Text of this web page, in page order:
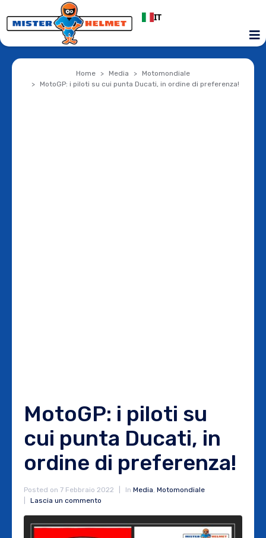
IT
Home Media
Motomondiale
MotoGP: i piloti su cui punta Ducati, in ordine di preferenza!
MotoGP: i piloti su
cui punta Ducati, in
ordine di preferenza!
Posted on 7 Febbraio 2022 In Media, Motomondiale
Lascia un commento